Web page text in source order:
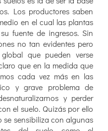
Los productores saben
en el cual las plantas
fuente de ingresos. Sin
no tan evidentes pero
que pueden verse
que en la medida que
cada vez más en las
y grave problema de
y perder
el suelo. Quizás por ello
sensibiliza con algunas